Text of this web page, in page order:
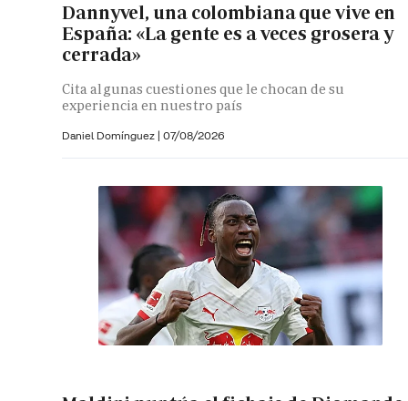
Dannyvel, una colombiana que vive en
España: «La gente es a veces grosera y
cerrada»
Cita algunas cuestiones que le chocan de su
experiencia en nuestro país
Daniel Domínguez | 07/08/2026